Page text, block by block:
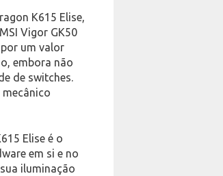
K615 Elise,
Vigor GK50
um valor
embora não
de switches.
Elise é o
em si e no
iluminação